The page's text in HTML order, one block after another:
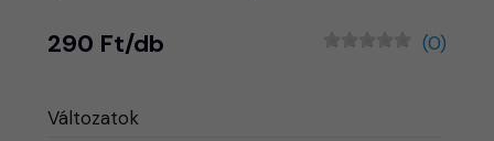
290 Ft/db (0)
Változatok